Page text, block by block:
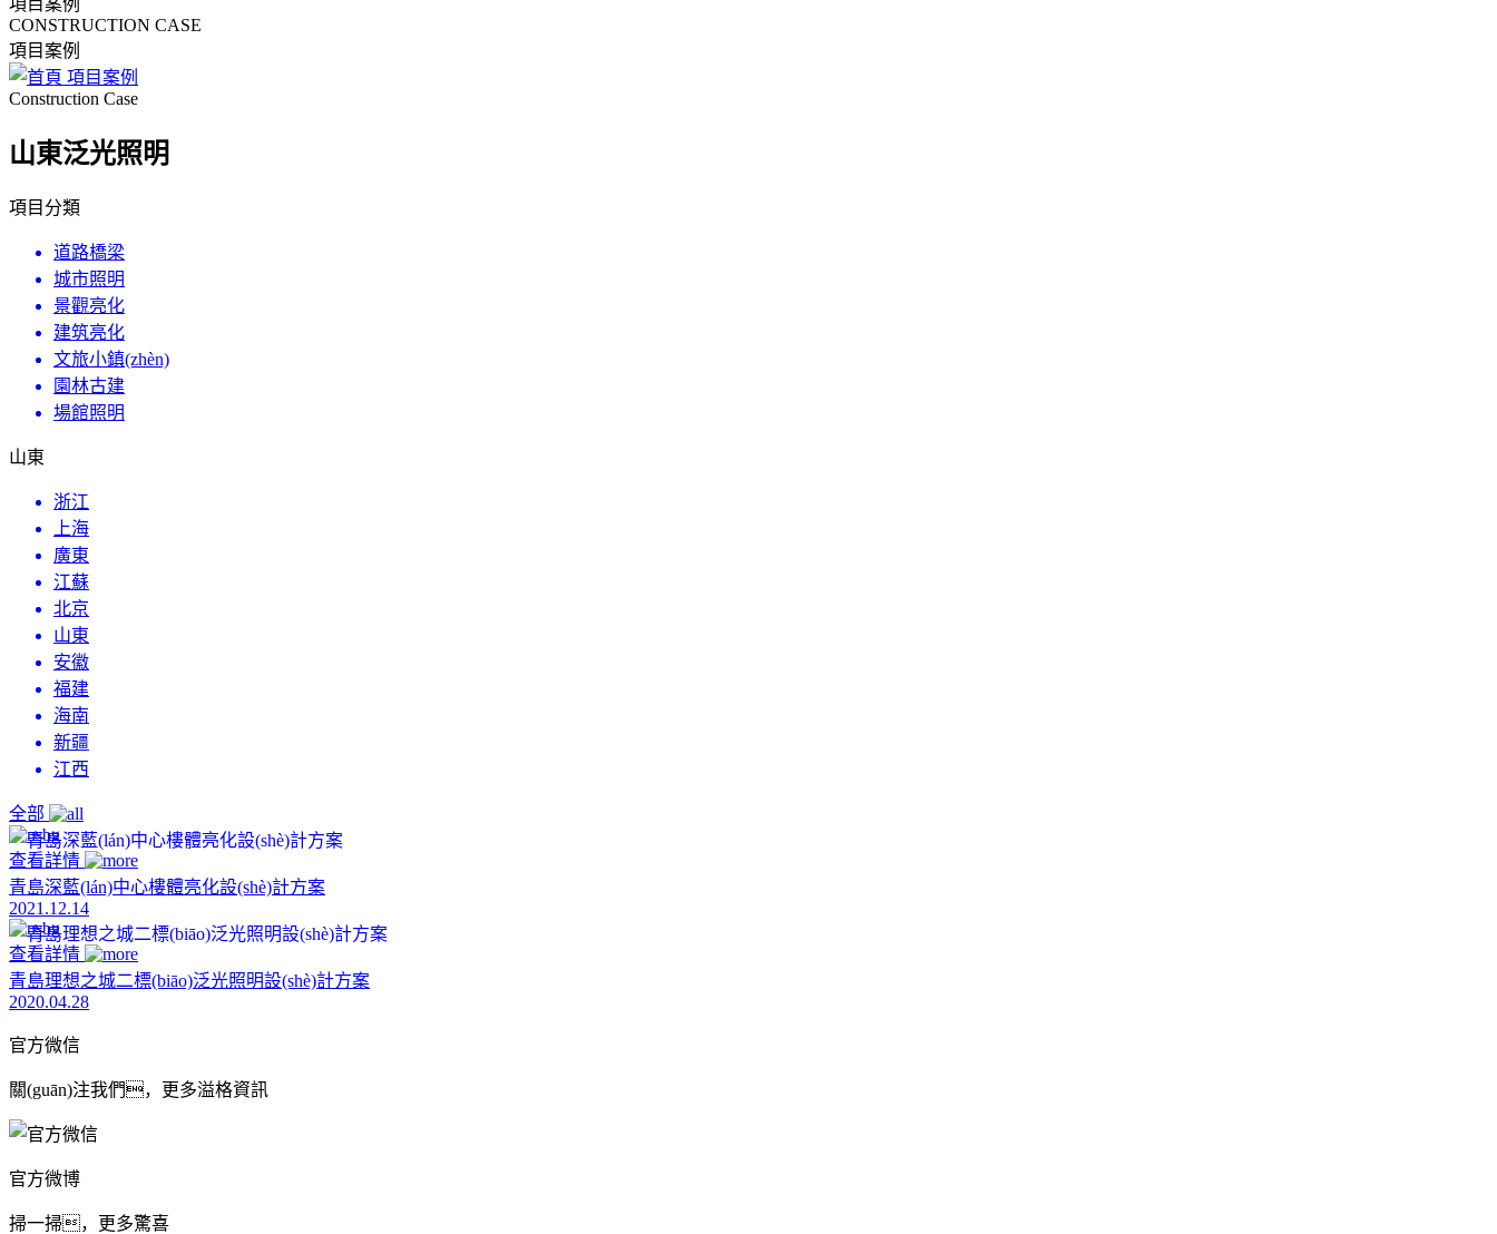
項目案例
CONSTRUCTION CASE
項目案例
項目案例
Construction Case
山東泛光照明
項目分類
道路橋梁
城市照明
景觀亮化
建筑亮化
文旅小鎮(zhèn)
園林古建
場館照明
山東
浙江
上海
廣東
江蘇
北京
山東
安徽
福建
海南
新疆
江西
全部
查看詳情
青島深藍(lán)中心樓體亮化設(shè)計方案
2021.12.14
查看詳情
青島理想之城二標(biāo)泛光照明設(shè)計方案
2020.04.28
官方微信
關(guān)注我們，更多溢格資訊
官方微博
掃一掃，更多驚喜